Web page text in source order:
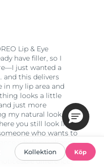
Kollektion Köp